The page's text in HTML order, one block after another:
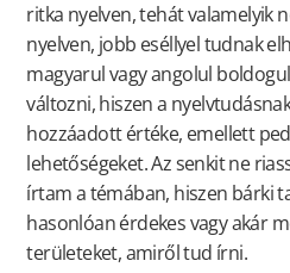
ritka nyelven, tehát valamelyik
nyelven, jobb eséllyel tudnak
magyarul vagy angolul
változni, hiszen a
hozzáadott értéke, emellett
lehetőségeket. Az senkit ne
írtam a témában, hiszen bárki
hasonlóan érdekes vagy akár
területeket, amiről tud írni.